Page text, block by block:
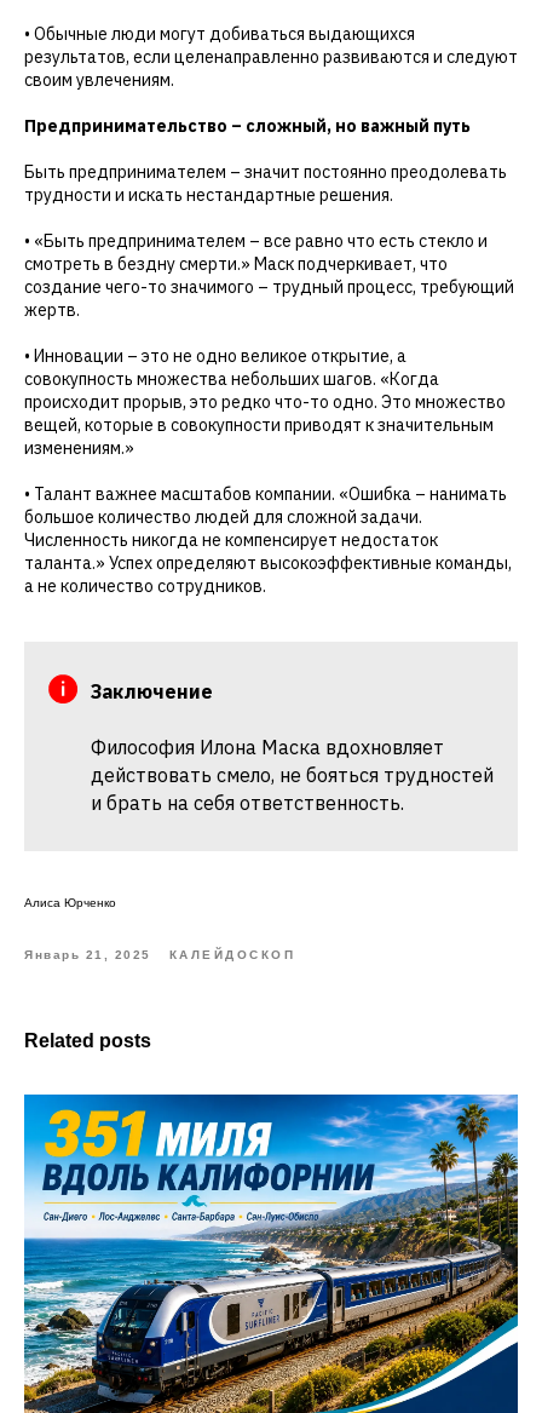
• Обычные люди могут добиваться выдающихся
результатов, если целенаправленно развиваются и следуют
своим увлечениям.
Предпринимательство – сложный, но важный путь
Быть предпринимателем – значит постоянно преодолевать
трудности и искать нестандартные решения.
• «Быть предпринимателем – все равно что есть стекло и
смотреть в бездну смерти.» Маск подчеркивает, что
создание чего-то значимого – трудный процесс, требующий
жертв.
• Инновации – это не одно великое открытие, а
совокупность множества небольших шагов. «Когда
происходит прорыв, это редко что-то одно. Это множество
вещей, которые в совокупности приводят к значительным
изменениям.»
• Талант важнее масштабов компании. «Ошибка – нанимать
большое количество людей для сложной задачи.
Численность никогда не компенсирует недостаток
таланта.» Успех определяют высокоэффективные команды,
а не количество сотрудников.
Заключение
Философия Илона Маска вдохновляет
действовать смело, не бояться трудностей
и брать на себя ответственность.
Алиса Юрченко
Январь 21, 2025 КАЛЕЙДОСКОП
Related posts